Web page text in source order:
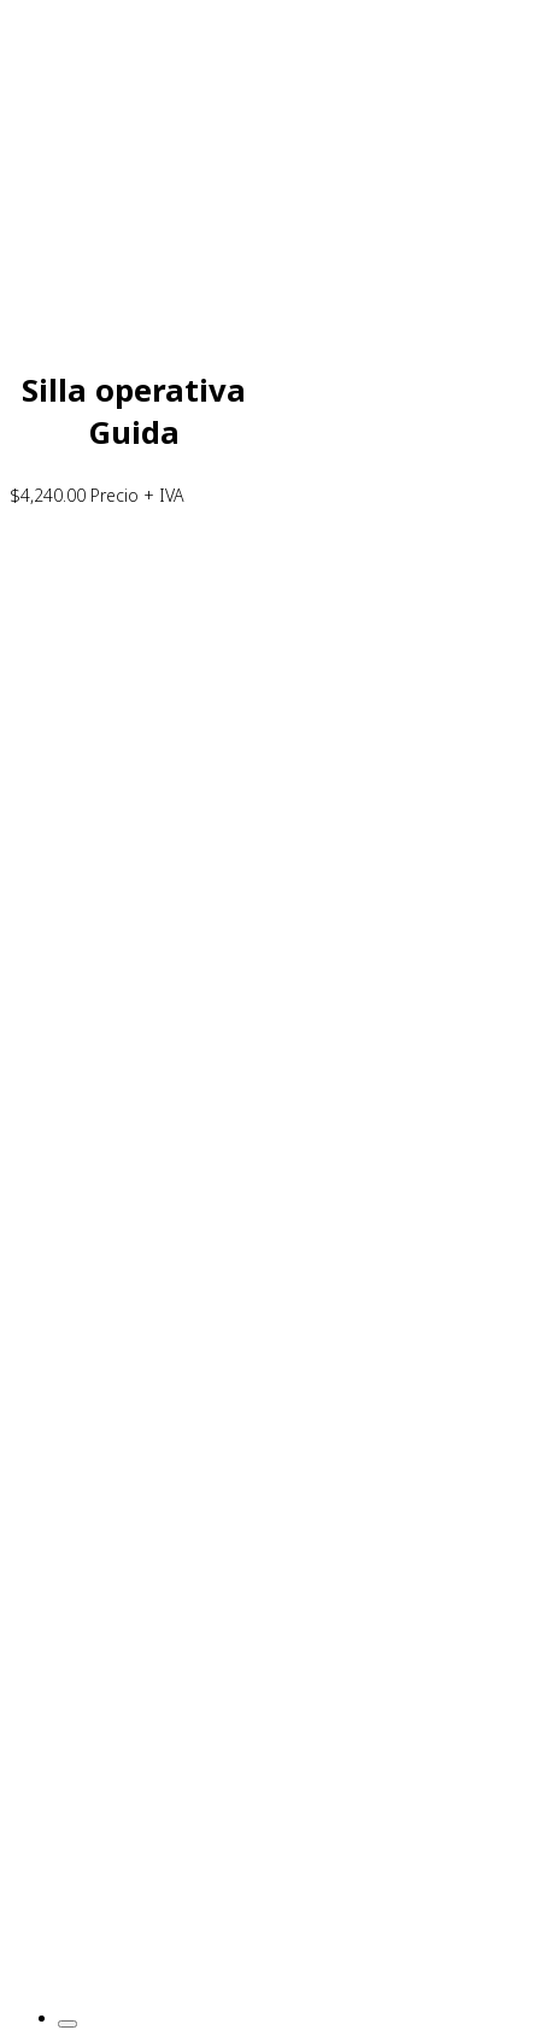
Silla operativa
Guida
$4,240.00 Precio + IVA